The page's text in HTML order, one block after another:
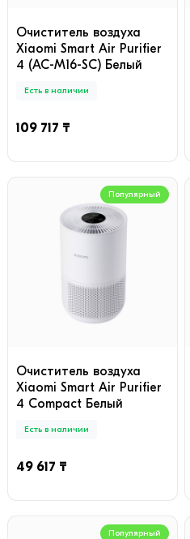
Очиститель воздуха
Xiaomi Smart Air Purifier
4 (AC-M16-SC) Белый
Есть в наличии
109 717 ₸
Популярный
Очиститель воздуха
Xiaomi Smart Air Purifier
4 Compact Белый
Есть в наличии
49 617 ₸
Популярный